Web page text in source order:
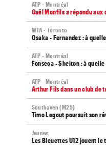
ATP - Montréal
Gaël Monfils a répondu
WTA - Toronto
Osaka - Fernandez : à
ATP - Montréal
Fonseca - Shelton : à
ATP - Montréal
Arthur Fils dans un club de
Southaven (M25)
Timo Legout poursuit son
Jeunes
Les Bleuettes U12 jouent